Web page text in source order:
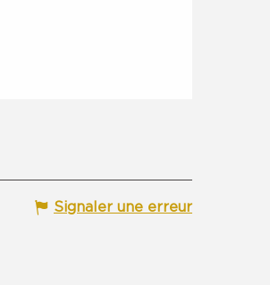
Signaler une erreur